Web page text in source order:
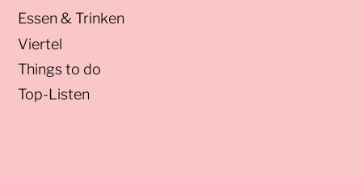
Essen & Trinken
Viertel
Things to do
Top-Listen